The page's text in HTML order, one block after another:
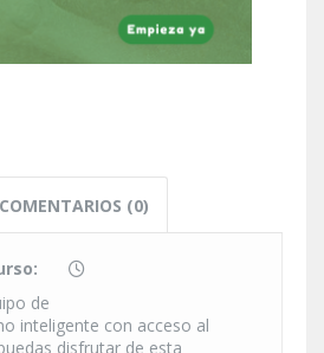
COMENTARIOS (0)
de
inteligente con acceso al
disfrutar de esta